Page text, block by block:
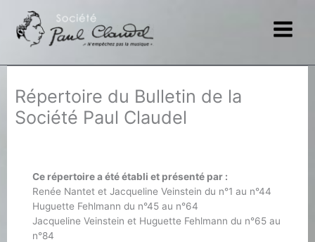
contenu
Répertoire du Bulletin de la
Société Paul Claudel
Ce répertoire a été établi et présenté par :
Renée Nantet et Jacqueline Veinstein du n°1 au n°44
Huguette Fehlmann du n°45 au n°64
Jacqueline Veinstein et Huguette Fehlmann du n°65 au
n°84